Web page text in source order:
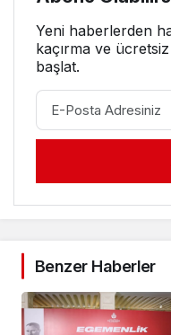
Yeni haberlerden
kaçırma ve
başlat.
Benzer Haberler